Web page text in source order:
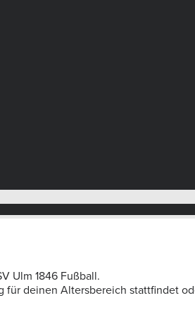
Ulm 1846 Fußball.
deinen Altersbereich stattfindet